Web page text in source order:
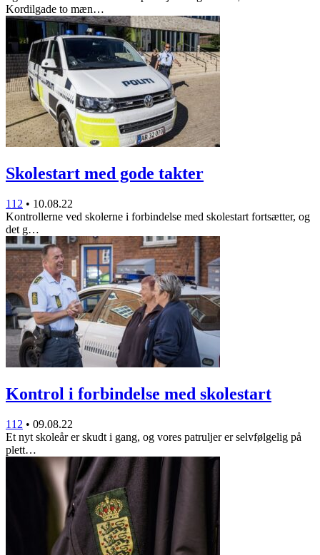
Kordilgade to mæn…
Skolestart med gode takter
112 • 10.08.22
Kontrollerne ved skolerne i forbindelse med skolestart fortsætter, og
det g…
Kontrol i forbindelse med skolestart
112 • 09.08.22
Et nyt skoleår er skudt i gang, og vores patruljer er selvfølgelig på
plett…